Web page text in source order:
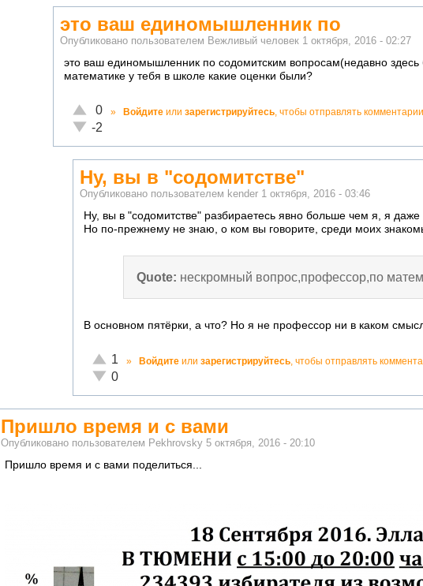
это ваш единомышленник по
Опубликовано пользователем Вежливый человек 1 октября, 2016 - 02:27
это ваш единомышленник по содомитским вопросам(недавно
математике у тебя в школе какие оценки были?
Отлично!
0
Неадекватно!
-2
» Войдите или зарегистрируйтесь , чтобы отправлять комментарии
Ну, вы в "содомитстве"
Опубликовано пользователем kender 1 октября, 2016 - 03:46
Ну, вы в "содомитстве" разбираетесь явно больше чем я, я даже
Но по-прежнему не знаю, о ком вы говорите, среди моих
Quote: нескромный вопрос,профессор,по
В основном пятёрки, а что? Но я не профессор ни в каком
Отлично!
1
Неадекватно!
0
» Войдите или зарегистрируйтесь , чтобы отправлять
Пришло время и с вами
Опубликовано пользователем Pekhrovsky 5 октября, 2016 - 20:10
Пришло время и с вами поделиться...